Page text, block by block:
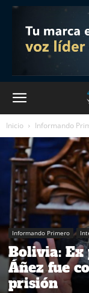
Inicio Informando
Informando Primero
Bolivia: Ex
Áñez fue
prisión